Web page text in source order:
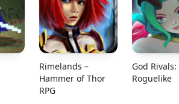
Rimelands –
Hammer of Thor
RPG
God Rivals:
Roguelike